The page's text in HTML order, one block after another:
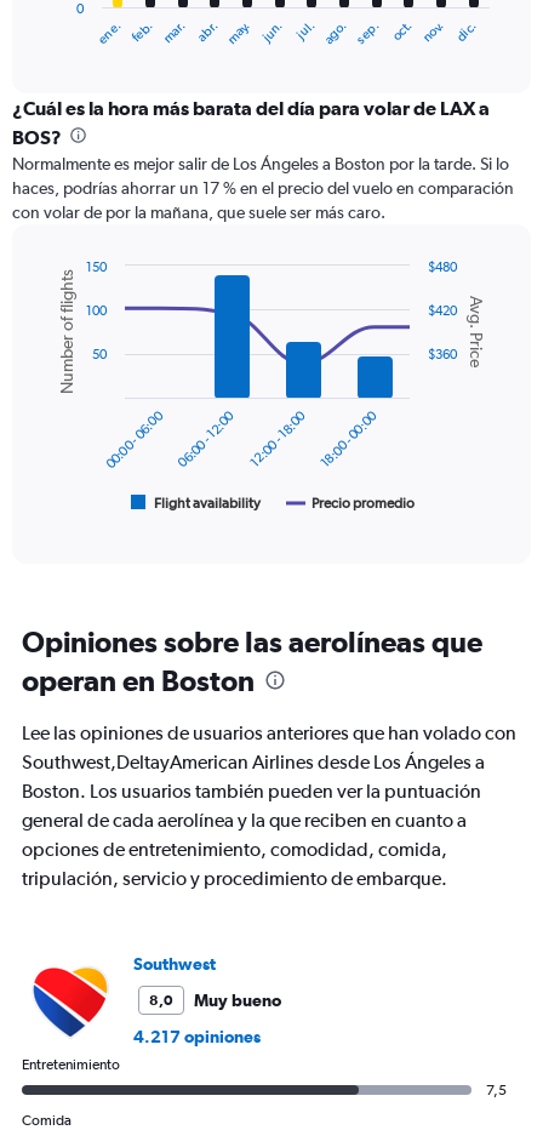
categories.
Range:
categories.
The
chart
axis
displaying
values.
Range:
ene. feb. mar. abr. may. jun. jul. ago. sep. oct. nov. dic.
0
¿Cuál es la hora más barata del día para volar de LAX a
BOS?
Normalmente es mejor salir de Los Ángeles a Boston por la tarde. Si lo
haces, podrías ahorrar un 17 % en el precio del vuelo en comparación
con volar de por la mañana, que suele ser más caro.
Combination
chart
with
data
series.
6
The
has
2
axes
displaying
Avg.
Price
and
flights.
Chart
graphic.
Avg. Price
Number of flights
Flight availability Precio promedio
00:00 - 06:00 06:00 - 12:00 12:00 - 18:00 18:00 - 00:00
$360
$420
$480
50
100
150
Opiniones sobre las aerolíneas que
operan en Boston
Lee las opiniones de usuarios anteriores que han volado con
Southwest,DeltayAmerican Airlines desde Los Ángeles a
Boston. Los usuarios también pueden ver la puntuación
general de cada aerolínea y la que reciben en cuanto a
opciones de entretenimiento, comodidad, comida,
tripulación, servicio y procedimiento de embarque.
Southwest
8,0
Muy bueno
4.217 opiniones
Entretenimiento
7,5
Comida